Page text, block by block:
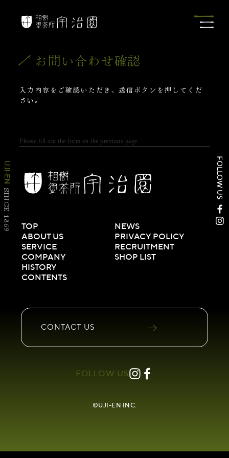
FOLLOW US
UJI-EN
SINCE 1869
お問い合わせ確認
入力内容をご確認いただき、送信ボタンを押してくだ
さい。
Please fill out the form on the previous page.
TOP
NEWS
ABOUT US
PRIVACY POLICY
SERVICE
RECRUITMENT
COMPANY
SHOP LIST
HISTORY
CONTENTS
CONTACT US
FOLLOW US
©UJI-EN INC.